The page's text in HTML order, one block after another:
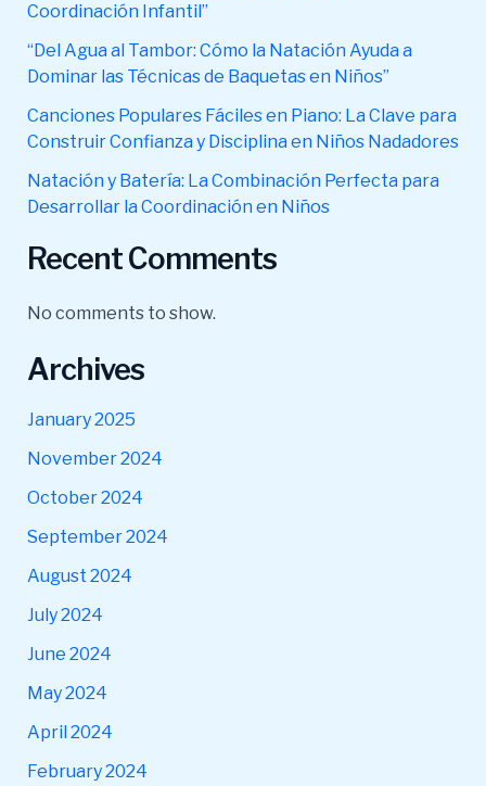
Coordinación Infantil”
“Del Agua al Tambor: Cómo la Natación Ayuda a
Dominar las Técnicas de Baquetas en Niños”
Canciones Populares Fáciles en Piano: La Clave para
Construir Confianza y Disciplina en Niños Nadadores
Natación y Batería: La Combinación Perfecta para
Desarrollar la Coordinación en Niños
Recent Comments
No comments to show.
Archives
January 2025
November 2024
October 2024
September 2024
August 2024
July 2024
June 2024
May 2024
April 2024
February 2024